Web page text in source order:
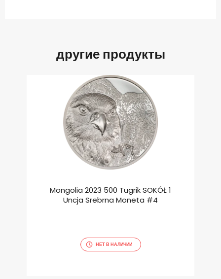
другие продукты
Mongolia 2023 500 Tugrik SOKÓŁ 1
Uncja Srebrna Moneta #4
НЕТ В НАЛИЧИИ